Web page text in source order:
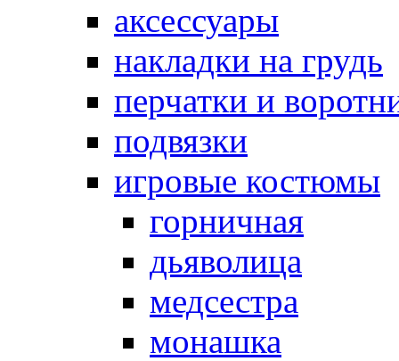
аксессуары
накладки на грудь
перчатки и
подвязки
игровые костюмы
горничная
дьяволица
медсестра
монашка